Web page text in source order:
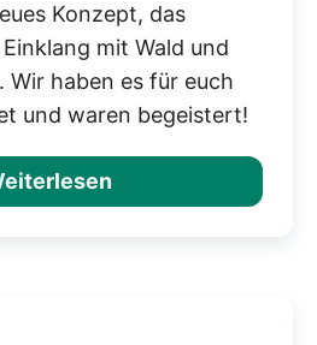
Konzept, das
mit Wald und
haben es für euch
und waren begeistert!